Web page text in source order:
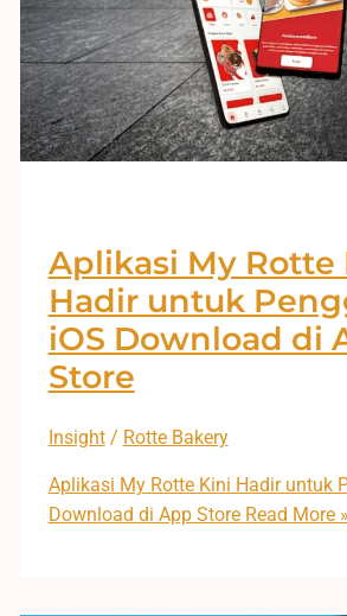
Aplikasi My Rotte
Hadir untuk
iOS Download di
Store
Insight/ Rotte Bakery
Aplikasi My Rotte Kini Hadir untuk
Download di App StoreRead More »